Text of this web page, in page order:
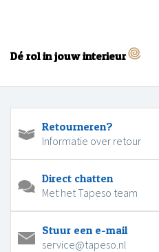
Dé rol in jouw interieur
Retourneren?
Informatie over retour
Direct chatten
Met het Tapeso team
Stuur een e-mail
service@tapeso.nl